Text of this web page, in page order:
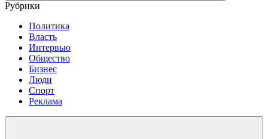
Рубрики
Политика
Власть
Интервью
Общество
Бизнес
Люди
Спорт
Реклама